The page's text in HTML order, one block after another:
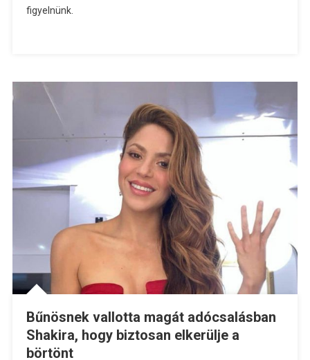
figyelnünk.
Bűnösnek vallotta magát adócsalásban
Shakira, hogy biztosan elkerülje a
börtönt